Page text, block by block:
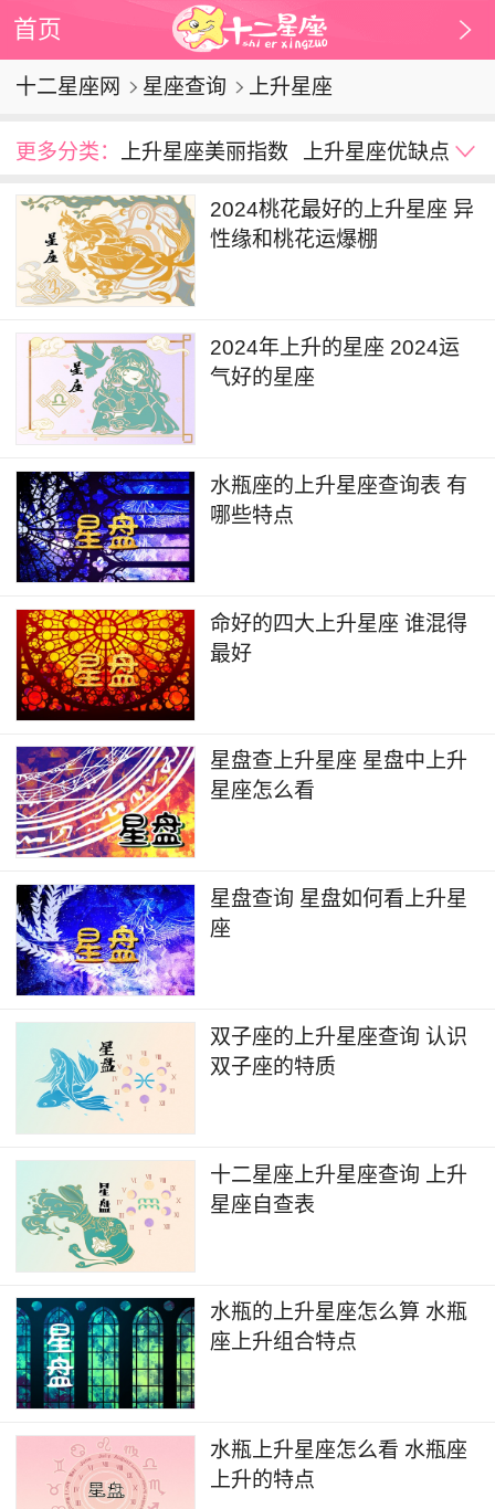
首页
十二星座网 星座查询 上升星座
更多分类： 上升星座美丽指数 上升星座优缺点
2024桃花最好的上升星座 异
性缘和桃花运爆棚
2024年上升的星座 2024运
气好的星座
水瓶座的上升星座查询表 有
哪些特点
命好的四大上升星座 谁混得
最好
星盘查上升星座 星盘中上升
星座怎么看
星盘查询 星盘如何看上升星
座
双子座的上升星座查询 认识
双子座的特质
十二星座上升星座查询 上升
星座自查表
水瓶的上升星座怎么算 水瓶
座上升组合特点
水瓶上升星座怎么看 水瓶座
上升的特点